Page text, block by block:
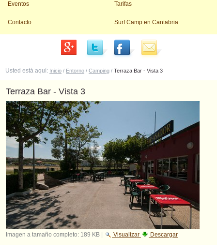
Eventos Tarifas
Contacto Surf Camp en Cantabria
Usted está aquí: Inicio / Entorno /Camping /Terraza Bar - Vista 3
Terraza Bar - Vista 3
Imagen a tamaño completo: 189 KB Visualizar Descargar